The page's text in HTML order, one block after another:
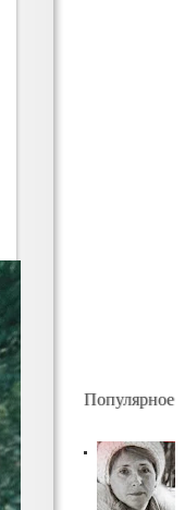
Популярное